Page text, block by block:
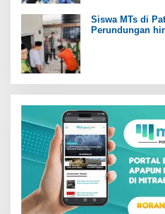
Siswa MTs di
Perundungan